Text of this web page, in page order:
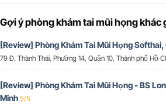
Gợi ý phòng khám tai mũi họng khác
[Review] Phòng Khám Tai Mũi Họng Softhai,
79 Đ. Thành Thái, Phường 14, Quận 10, Thành phố Hồ
[Review] Phòng Khám Tai Mũi Họng - BS
Minh 5/5